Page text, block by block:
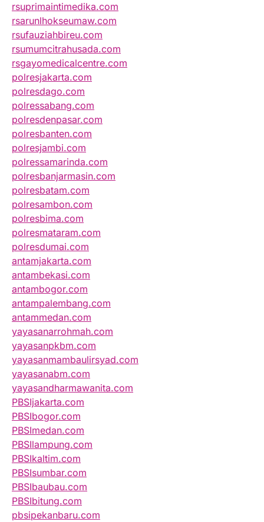
rsuprimaintimedika.com
rsarunlhokseumaw.com
rsufauziahbireu.com
rsumumcitrahusada.com
rsgayomedicalcentre.com
polresjakarta.com
polresdago.com
polressabang.com
polresdenpasar.com
polresbanten.com
polresjambi.com
polressamarinda.com
polresbanjarmasin.com
polresbatam.com
polresambon.com
polresbima.com
polresmataram.com
polresdumai.com
antamjakarta.com
antambekasi.com
antambogor.com
antampalembang.com
antammedan.com
yayasanarrohmah.com
yayasanpkbm.com
yayasanmambaulirsyad.com
yayasanabm.com
yayasandharmawanita.com
PBSIjakarta.com
PBSIbogor.com
PBSImedan.com
PBSIlampung.com
PBSIkaltim.com
PBSIsumbar.com
PBSIbaubau.com
PBSIbitung.com
pbsipekanbaru.com